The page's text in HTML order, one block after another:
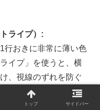
ライプ）:
行おきに非常に薄い色
イプ」を使うと、横
、視線のずれを防ぐ
付き書式」と組み合
にも自動で対応でき
トップ サイドバー